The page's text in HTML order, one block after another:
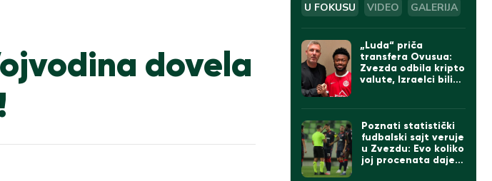
dovela
U FOKUSU VIDEO GALERIJA
„Luda“ priča
transfera Ovusua:
Zvezda odbila kripto
valute, Izraelci bili
Poznati statistički
fudbalski sajt veruje
u Zvezdu: Evo koliko
joj procenata daje